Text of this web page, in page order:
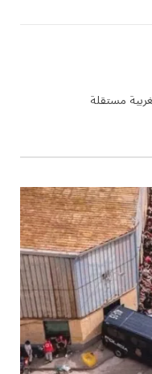
مستقلة